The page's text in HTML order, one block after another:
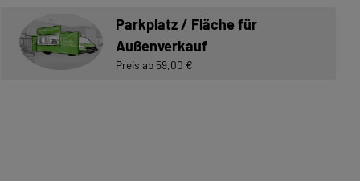
Parkplatz / Fläche für
Außenverkauf
Preis ab 59,00 €